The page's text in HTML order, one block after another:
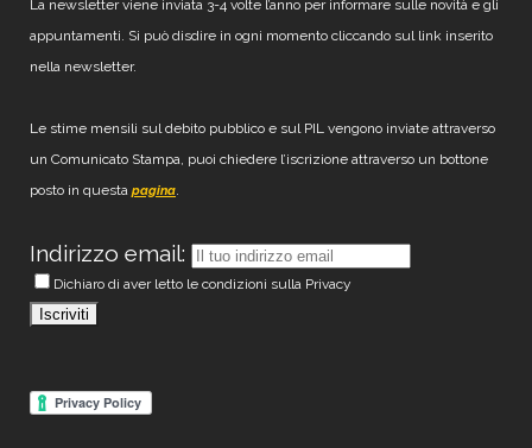
La newsletter viene inviata 3-4 volte l’anno per informare sulle novità e gli
appuntamenti. Si può disdire in ogni momento cliccando sul link inserito
nella newsletter.
Le stime mensili sul debito pubblico e sul PIL vengono inviate attraverso
un Comunicato Stampa, puoi chiedere l’iscrizione attraverso un bottone
posto in questa pagina.
Indirizzo email:
Dichiaro di aver letto le condizioni sulla Privacy